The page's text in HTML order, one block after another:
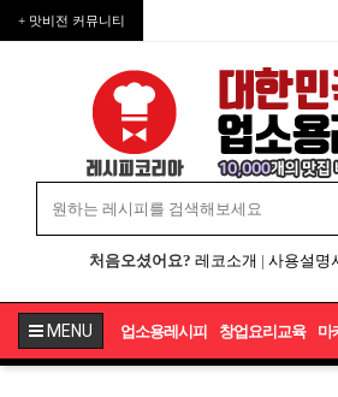
+ 맛비전 커뮤니티
처음오셨어요? 레코소개 | 사용설명
MENU 업소용레시피 창업요리교육 마